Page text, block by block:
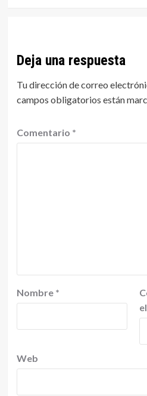
Deja una respuesta
Tu dirección de correo
campos obligatorios están
Comentario *
Nombre *
Web